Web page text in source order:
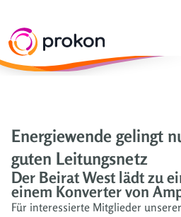
Energiewende gelingt
guten Leitungsnetz
Der Beirat West lädt zu
einem Konverter von
Für interessierte Mitglieder